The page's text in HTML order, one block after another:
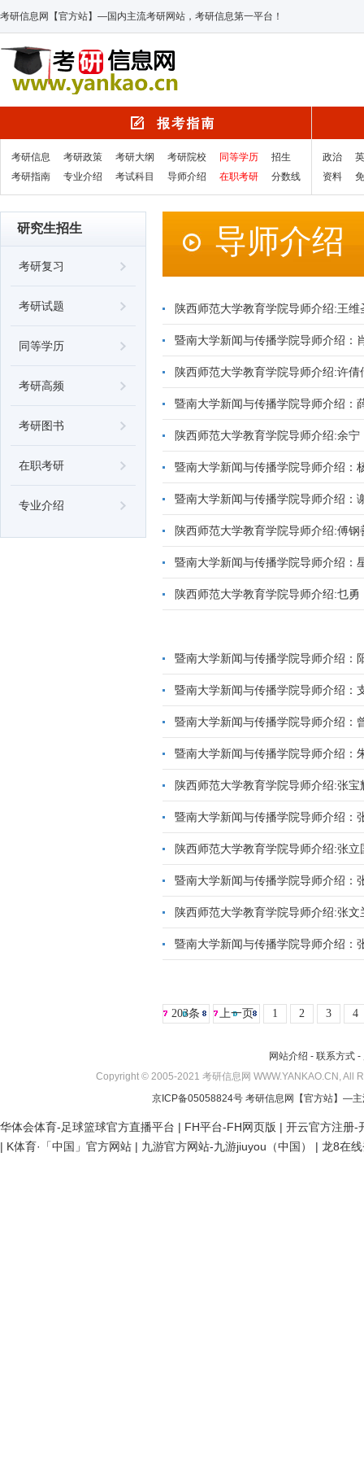
考研信息网【官方站】—国内主流考研网站，考研信息第一平台！
考研信息 考研政策 考研大纲 考研院校 同等学历
招生
考研指南
专业介绍 考试科目 导师介绍 在职考研 分数线
政治
资料
研究生招生
考研复习
考研试题
同等学历
考研高频
考研图书
在职考研
专业介绍
导师介绍
陕西师范大学教育学院导师介绍:王维
暨南大学新闻与传播学院导师介绍：
陕西师范大学教育学院导师介绍:许倩
暨南大学新闻与传播学院导师介绍：
陕西师范大学教育学院导师介绍:余宁
暨南大学新闻与传播学院导师介绍：
暨南大学新闻与传播学院导师介绍：
陕西师范大学教育学院导师介绍:傅钢
暨南大学新闻与传播学院导师介绍：
陕西师范大学教育学院导师介绍:乜勇
暨南大学新闻与传播学院导师介绍：
暨南大学新闻与传播学院导师介绍：
暨南大学新闻与传播学院导师介绍：
暨南大学新闻与传播学院导师介绍：
陕西师范大学教育学院导师介绍:张宝
暨南大学新闻与传播学院导师介绍：
陕西师范大学教育学院导师介绍:张立
暨南大学新闻与传播学院导师介绍：
陕西师范大学教育学院导师介绍:张文
暨南大学新闻与传播学院导师介绍：
203条 上一页 1 2 3 4
网站介绍 - 联系方式 -
Copyright © 2005-2021 考研信息网 WWW.YANKAO.CN,
京ICP备05058824号 考研信息网 【官方站】—
华体会体育-足球篮球官方直播平台 | FH平台-FH网页版 | 开云官方注册-
| K体育·「中国」官方网站 | 九游官方网站-九游jiuyou（中国） | 龙8在